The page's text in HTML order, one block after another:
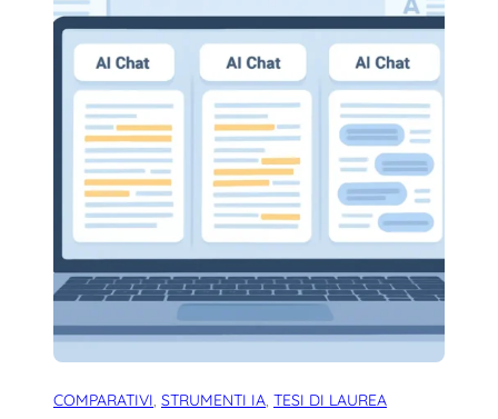
COMPARATIVI, STRUMENTI IA, TESI DI LAUREA